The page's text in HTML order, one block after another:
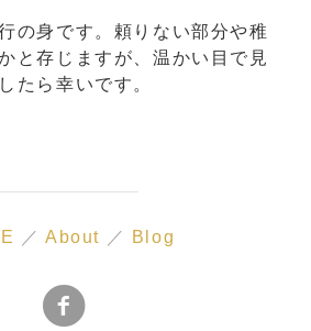
の身です。頼りない部分や稚
と存じますが、温かい目で見
たら幸いです。
／ About ／ Blog